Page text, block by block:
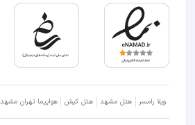
ویلا رامسر هتل مشهد هتل کیش هواپیما تهران مشهد